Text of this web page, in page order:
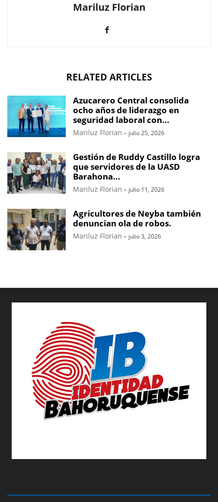
Mariluz Florian
RELATED ARTICLES
Azucarero Central consolida
ocho años de liderazgo en
seguridad laboral con...
Mariluz Florian - julio 25, 2026
Gestión de Ruddy Castillo logra
que servidores de la UASD
Barahona...
Mariluz Florian - julio 11, 2026
Agricultores de Neyba también
denuncian ola de robos.
Mariluz Florian - julio 3, 2026